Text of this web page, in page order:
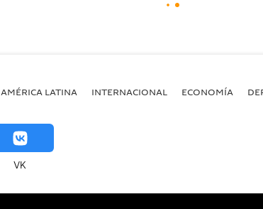
AMÉRICA LATINA INTERNACIONAL ECONOMÍA
VK